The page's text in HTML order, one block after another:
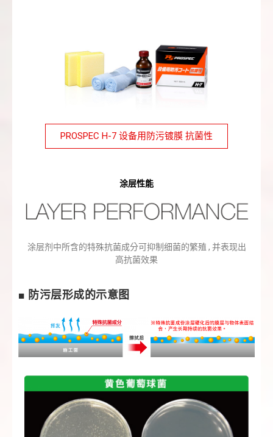
PROSPEC H-7 设备用防污镀膜 抗菌性
涂层性能
涂层剂中所含的特殊抗菌成分可抑制细菌的繁殖 , 并表现出
高抗菌效果
■ 防污层形成的示意图